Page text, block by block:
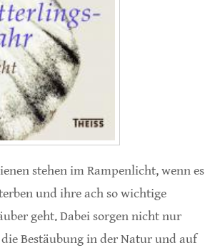
stehen im Rampenlicht, wenn es
und ihre ach so wichtige
geht. Dabei sorgen nicht nur
Bestäubung in der Natur und auf